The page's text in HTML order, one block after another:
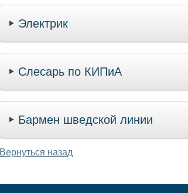
Электрик
Слесарь по КИПиА
Бармен шведской линии
Вернуться назад